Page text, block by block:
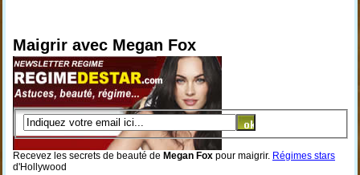
Maigrir avec Megan Fox
Recevez les secrets de beauté de Megan Foxpour maigrir. Régimes stars
d'Hollywood